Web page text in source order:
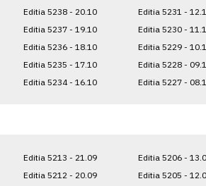
Editia 5238 - 20.10
Editia 5237 - 19.10
Editia 5236 - 18.10
Editia 5235 - 17.10
Editia 5234 - 16.10
Editia 5231 -
Editia 5230 -
Editia 5229 -
Editia 5228 -
Editia 5227 -
Editia 5213 - 21.09
Editia 5212 - 20.09
Editia 5206 -
Editia 5205 -